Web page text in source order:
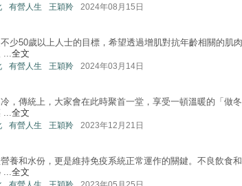
有營人生 王穎羚 2024年08月15日
少50歲以上人士的目標，希望透過增肌對抗年齡相關的肌
...全文
有營人生 王穎羚 2024年03月14日
，傳統上，大家會在此時聚首一堂，享受一頓溫暖的「做
...全文
有營人生 王穎羚 2023年12月21日
養和水份，更是維持免疫系統正常運作的關鍵。不良飲食
...全文